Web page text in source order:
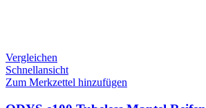
Vergleichen
Schnellansicht
Zum Merkzettel hinzufügen